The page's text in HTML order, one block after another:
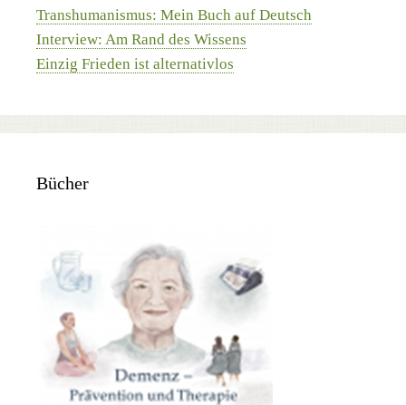
Transhumanismus: Mein Buch auf Deutsch
Interview: Am Rand des Wissens
Einzig Frieden ist alternativlos
Bücher